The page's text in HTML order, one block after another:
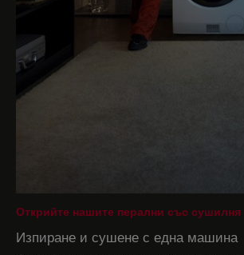
Открийте нашите перални със сушилня
Изпиране и сушене с една машина